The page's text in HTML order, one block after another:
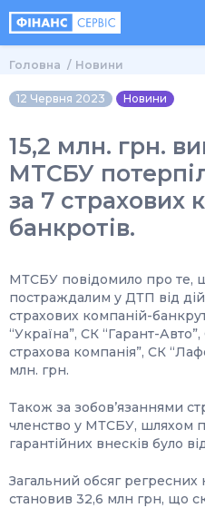
Головна Новини
12 Червня 2023 Новини
15,2 млн. грн.
МТСБУ
за 7 страхових
банкротів.
МТСБУ повідомило про те,
постраждалим у ДТП від дій
страхових компаній-
“Україна”, СК “Гарант-
страхова компанія”, СК
млн. грн.
Також за зобов’язаннями
членство у МТСБУ, шляхом
гарантійних внесків було
Загальний обсяг
становив 32,6 млн грн, що